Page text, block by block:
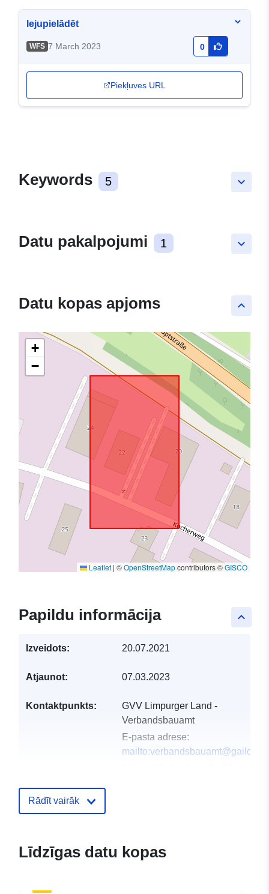
lejupielādēt
WFS 7 March 2023 0
Piekļuves URL
keyboard_arrow_down
Keywords 5
keyboard_arrow_down
Datu pakalpojumi 1
keyboard_arrow_up
Datu kopas apjoms
+
−
Leaflet | ©OpenStreetMapcontributors ©GISCO
keyboard_arrow_up
Papildu informācija
Izveidots: 20.07.2021
Atjaunot: 07.03.2023
Kontaktpunkts:
GVV Limpurger Land -
Verbandsbauamt
E-pasta adrese:
Kataloga
ieraksts:
Pievienots data.europa.eu:
2026
Rādīt vairāk
Līdzīgas datu kopas